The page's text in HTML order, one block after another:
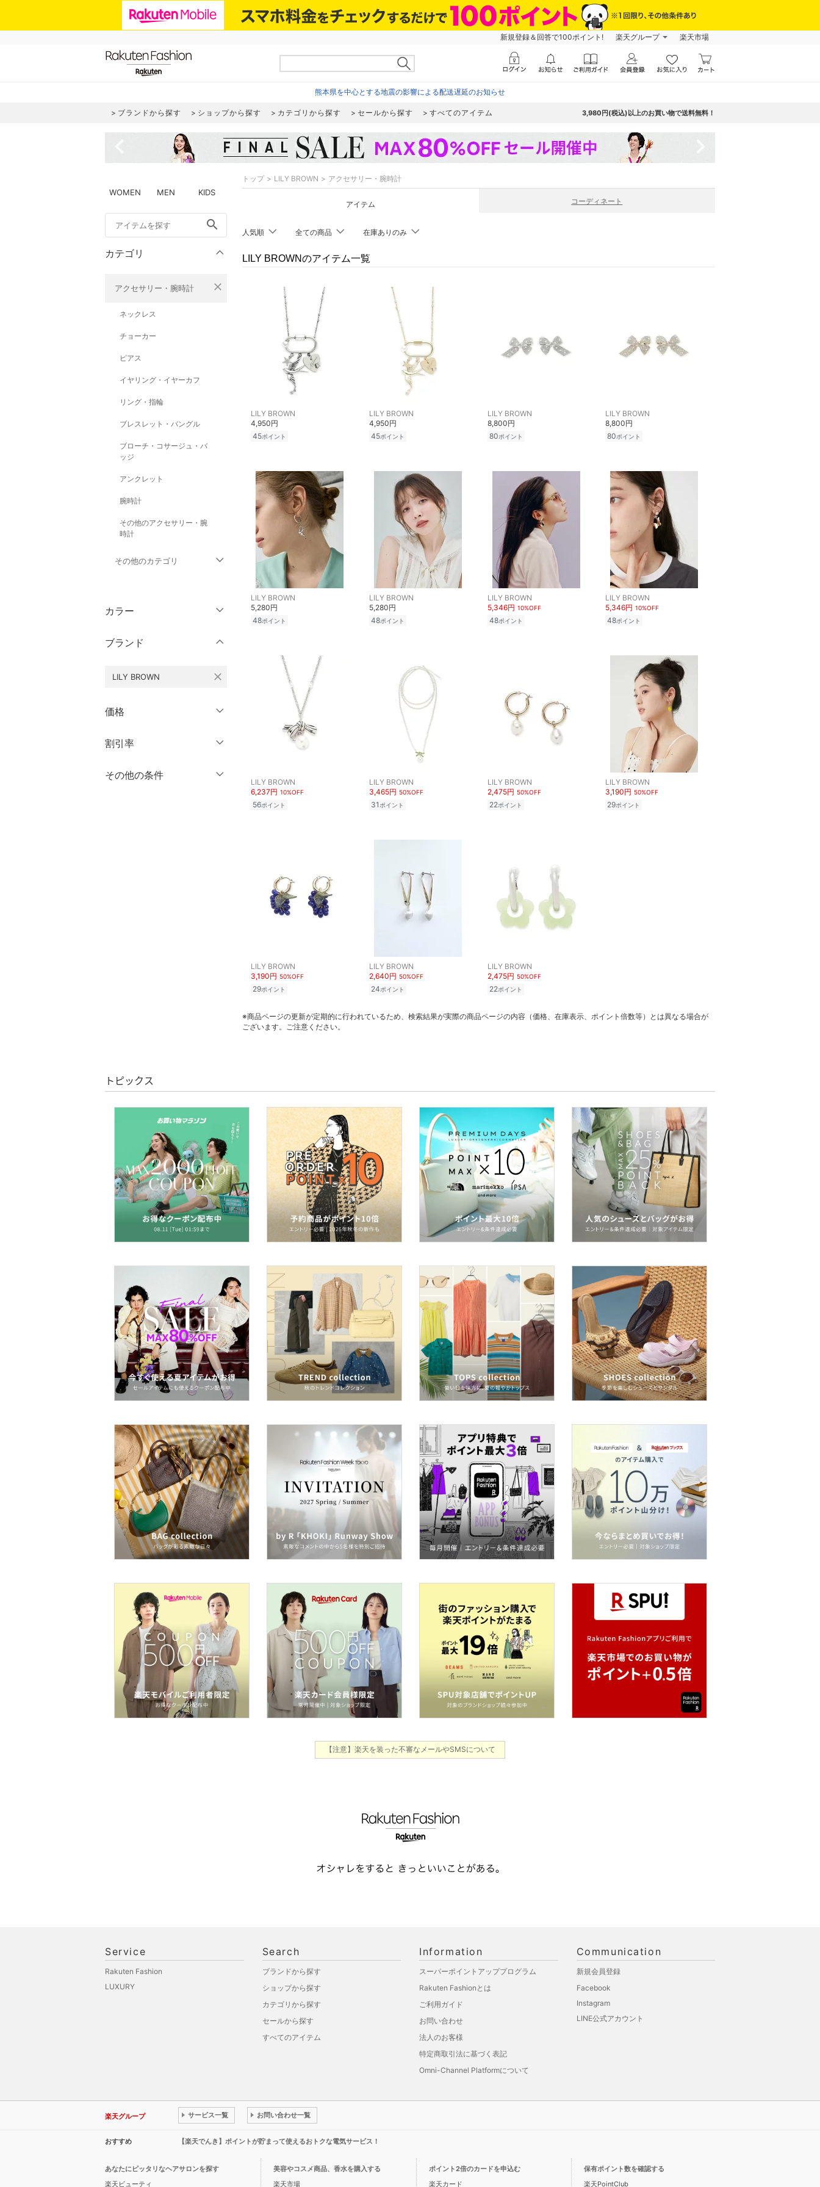
新規登録＆回答で100ポイント! 楽天グループ 楽天市場
熊本県を中心とする地震の影響による配送遅延のお知らせ
ブランドから探す ショップから探す カテゴリから探す セールから探す すべてのアイテム 3,980円(税込)以上のお買い物で送料無料！
WOMEN MEN KIDS
search
カテゴリ
アクセサリー・腕時計 close
ネックレス
チョーカー
ピアス
イヤリング・イヤーカフ
リング・指輪
ブレスレット・バングル
ブローチ・コサージュ・バ
ッジ
アンクレット
腕時計
その他のアクセサリー・腕
時計
その他のカテゴリ
パンツ
ワンピース・ドレス
スカート
ーオール
バッグ
ベースメイク
メイクアップ
ボディケア・オーラルケ
ヘアケア
フレグランス
メイク道具・美容器具
コフレ・キット・セット
食器・調理器具・キッチ
インテリア・生活雑貨
スマホグッズ・オーディ
オ機器
スポーツ・アウトドア用
品
文房具
福袋・ギフト・その他
カラー
クリア
ブランド
LILY BROWN close
価格
絞り込み
割引率
％OFF～ ％OFF
その他の条件
トップ LILY BROWN アクセサリー・腕時計
アイテム コーディネート
人気順 全ての商品 在庫ありのみ
LILY BROWNのアイテム一覧
LILY BROWN
4,950円
45ポイント
LILY BROWN
4,950円
45ポイント
LILY BROWN
8,800円
80ポイント
LILY BROWN
8,800円
80ポイント
LILY BROWN
5,280円
48ポイント
LILY BROWN
5,280円
48ポイント
LILY BROWN
5,346円 10%OFF
48ポイント
LILY BROWN
5,346円 10%OFF
48ポイント
LILY BROWN
6,237円 10%OFF
56ポイント
LILY BROWN
3,465円 50%OFF
31 ポイント
LILY BROWN
2,475円 50%OFF
22ポイント
LILY BROWN
3,190円 50%OFF
29ポイント
LILY BROWN
3,190円 50%OFF
29ポイント
LILY BROWN
2,640円 50%OFF
24ポイント
LILY BROWN
2,475円 50%OFF
22ポイント
※商品ページの更新が定期的に行われているため、検索結果が実際の商品ページの内容（価格、在庫表示、ポイント倍数等）とは異なる場合が
ございます。ご注意ください。
トピックス
【注意】楽天を装った不審なメールやSMSについて
Service
Rakuten Fashion
LUXURY
Search
ブランドから探す
ショップから探す
カテゴリから探す
セールから探す
すべてのアイテム
Information
スーパーポイントアッププログラム
Rakuten Fashionとは
ご利用ガイド
お問い合わせ
法人のお客様
特定商取引法に基づく表記
Omni-Channel Platformについて
Communication
新規会員登録
Facebook
Instagram
LINE公式アカウント
楽天グループ サービス一覧 お問い合わせ一覧
おすすめ 【楽天でんき】ポイントが貯まって使えるおトクな電気サービス！
あなたにピッタリなヘアサロンを探す
楽天ビューティ
美容やコスメ商品、香水を購入する
楽天市場
ポイント2倍のカードを申込む
楽天カード
保有ポイント数を確認する
楽天PointClub